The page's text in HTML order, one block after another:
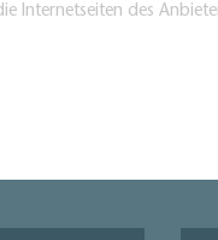
Internetseiten des